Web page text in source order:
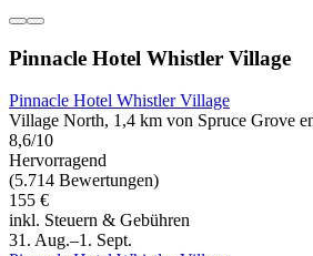
Pinnacle Hotel Whistler Village
Pinnacle Hotel Whistler Village
Village North, 1,4 km von Spruce Grove
8,6/10
Hervorragend
(5.714 Bewertungen)
155 €
inkl. Steuern & Gebühren
31. Aug.–1. Sept.